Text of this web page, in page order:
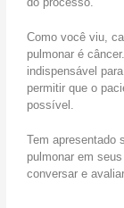
Como você viu,
pulmonar é
indispensável
permitir que o
possível.
Tem apresentado
pulmonar em
conversar e